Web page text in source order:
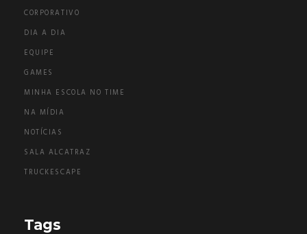
CORPORATIVO
DIA A DIA
EQUIPE
GAMES
MINHA ESCOLA NO TIME
NA MÍDIA
NOTÍCIAS
SALA ALCATRAZ
TRUCKESCAPE
Tags